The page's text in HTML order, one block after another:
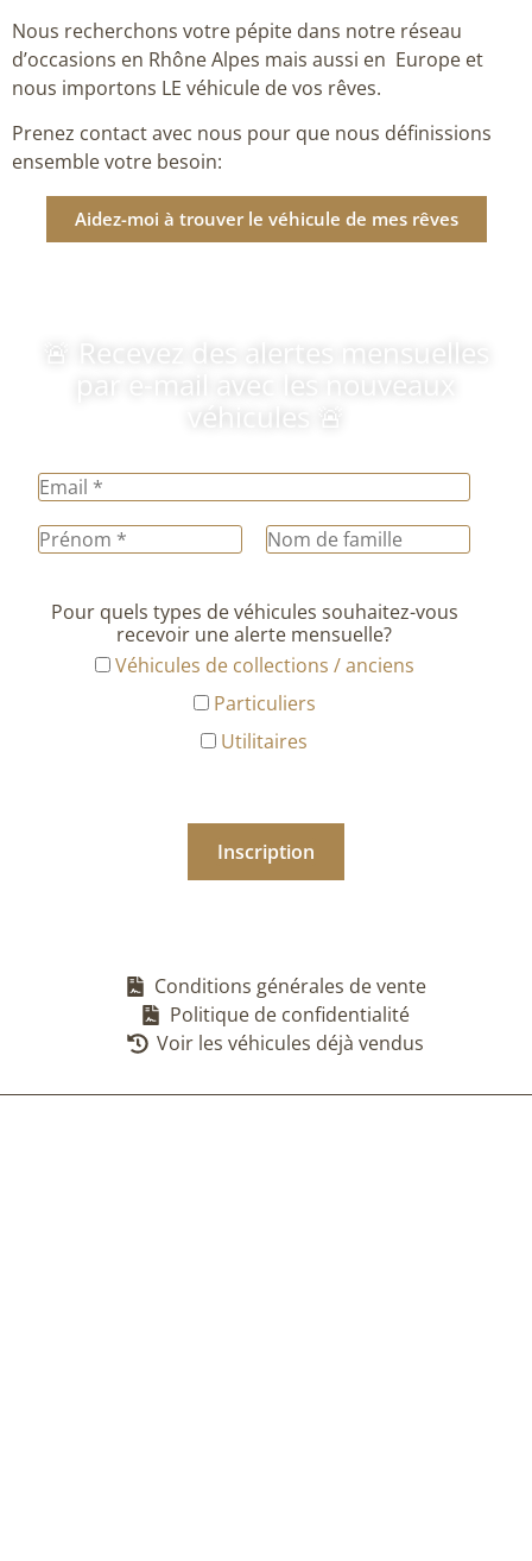
Nous recherchons votre pépite dans notre réseau
d’occasions en Rhône Alpes mais aussi en Europe et
nous importons LE véhicule de vos rêves.
Prenez contact avec nous pour que nous définissions
ensemble votre besoin:
Aidez-moi à trouver le véhicule de mes rêves
🚨 Recevez des alertes mensuelles
par e-mail avec les nouveaux
véhicules 🚨
Pour quels types de véhicules souhaitez-vous
recevoir une alerte mensuelle?
Véhicules de collections / anciens
Particuliers
Utilitaires
Conditions générales de vente
Politique de confidentialité
Voir les véhicules déjà vendus